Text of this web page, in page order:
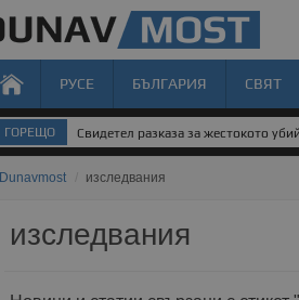
РУСЕ БЪЛГАРИЯ СВЯТ
ГОРЕЩО Свидетел разказа за жестокото
Dunavmost изследвания
изследвания